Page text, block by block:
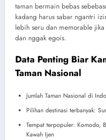
taman bermain bebas
kadang harus sabar ngantri
lebih seru dan memorable
dan nggak egois.
Data Penting Biar
Taman Nasional
Jumlah Taman Nasional di
Pilihan destinasi terbanyak:
Tempat terpopuler: Komodo,
Kawah Ijen